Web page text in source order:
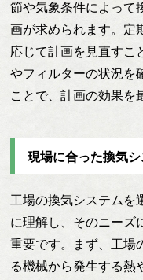
節や気象条件によって
画が求められます。定
応じて計画を見直すこ
やフィルターの状況を
ことで、計画の効果を
現場に合った換気
工場の換気システムを
に理解し、そのニーズ
重要です。まず、工場
る機械から発生する熱